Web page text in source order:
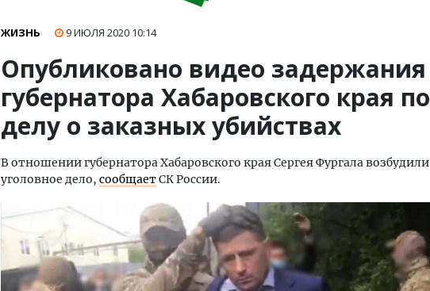
ЖИЗНЬ 9 ИЮЛЯ 2020 10:14
Опубликовано видео задержания
губернатора Хабаровского края по
делу о заказных убийствах
В отношении губернатора Хабаровского края Сергея Фургала возбудили
уголовное дело, сообщаетСК России.